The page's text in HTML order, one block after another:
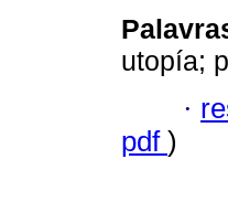
utopía;
·
pdf )